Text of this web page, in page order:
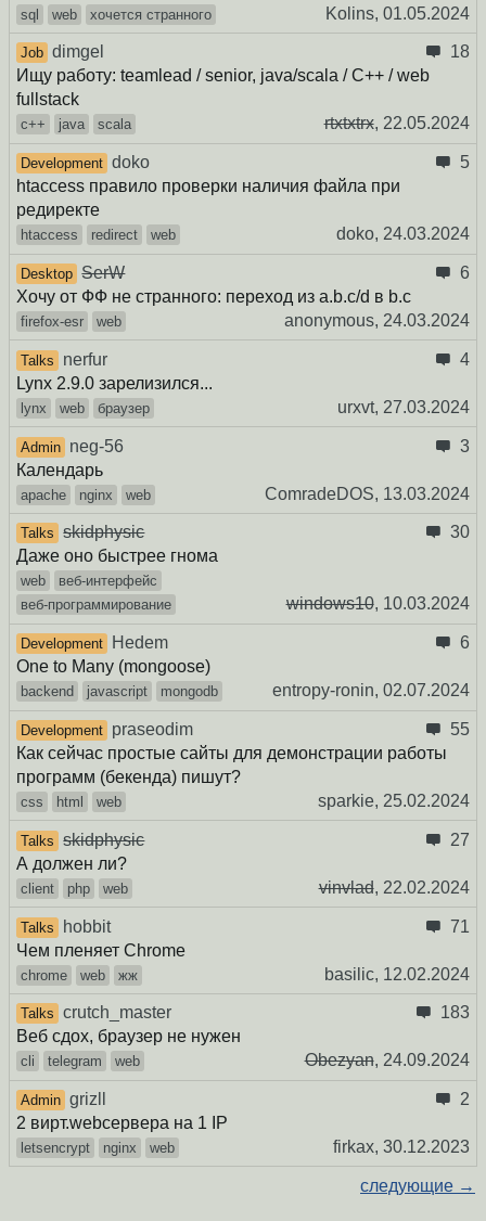
sql web хочется странного Kolins, 01.05.2024
Job dimgel
18
Ищу работу: teamlead / senior, java/scala / C++ / web
fullstack
c++ java scala rtxtxtrx, 22.05.2024
Development doko
5
htaccess правило проверки наличия файла при
редиректе
htaccess redirect web doko, 24.03.2024
Desktop SerW
6
Хочу от ФФ не странного: переход из a.b.c/d в b.c
firefox-esr web anonymous, 24.03.2024
Talks nerfur
4
Lynx 2.9.0 зарелизился...
lynx web браузер urxvt, 27.03.2024
Admin neg-56
3
Календарь
apache nginx web ComradeDOS, 13.03.2024
Talks skidphysic
30
Даже оно быстрее гнома
web
веб-интерфейс
веб-программирование
windows10, 10.03.2024
Development Hedem
6
One to Many (mongoose)
backend javascript mongodb entropy-ronin, 02.07.2024
Development praseodim
55
Как сейчас простые сайты для демонстрации работы
программ (бекенда) пишут?
css html web sparkie, 25.02.2024
Talks skidphysic
27
А должен ли?
client php web vinvlad, 22.02.2024
Talks hobbit
71
Чем пленяет Chrome
chrome web жж basilic, 12.02.2024
Talks crutch_master
183
Веб сдох, браузер не нужен
cli telegram web Obezyan, 24.09.2024
Admin grizll
2
2 вирт.webсервера на 1 IP
letsencrypt nginx web firkax, 30.12.2023
следующие →